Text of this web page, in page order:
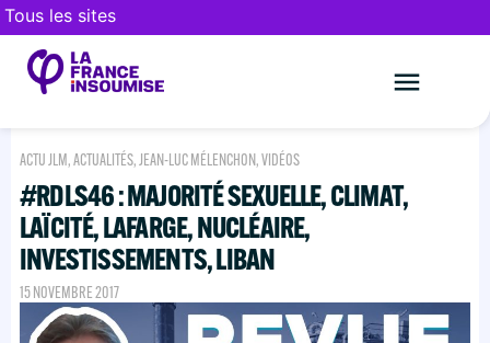
Tous les sites
ACTU JLM,ACTUALITÉS,JEAN-LUC MÉLENCHON,VIDÉOS
#RDLS46 : MAJORITÉ SEXUELLE, CLIMAT,
LAÏCITÉ, LAFARGE, NUCLÉAIRE,
INVESTISSEMENTS, LIBAN
15 NOVEMBRE 2017